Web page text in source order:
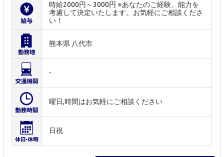
時給2000円～3000円 ※あなたのご経験、能力を
考慮して決定いたします。お気軽にご相談くださ
い！
熊本県 八代市
-
曜日,時間はお気軽にご相談ください
日祝